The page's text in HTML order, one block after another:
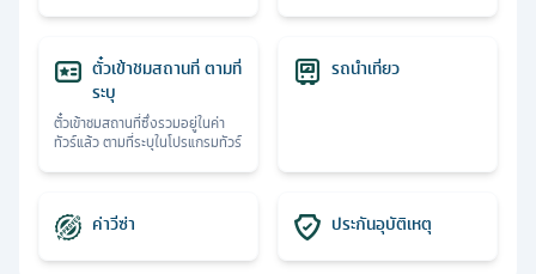
ตั๋วเข้าชมสถานที่ ตามที่
ระบุ
ตั๋วเข้าชมสถานที่ซึ่งรวมอยู่ในค่า
ทัวร์แล้ว ตามที่ระบุในโปรแกรมทัวร์
รถนำเที่ยว
ค่าวีซ่า ประกันอุบัติเหตุ